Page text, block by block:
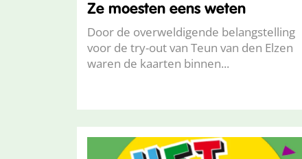
Ze moesten eens weten
Door de overweldigende belangstelling
voor de try-out van Teun van den Elzen
waren de kaarten binnen...